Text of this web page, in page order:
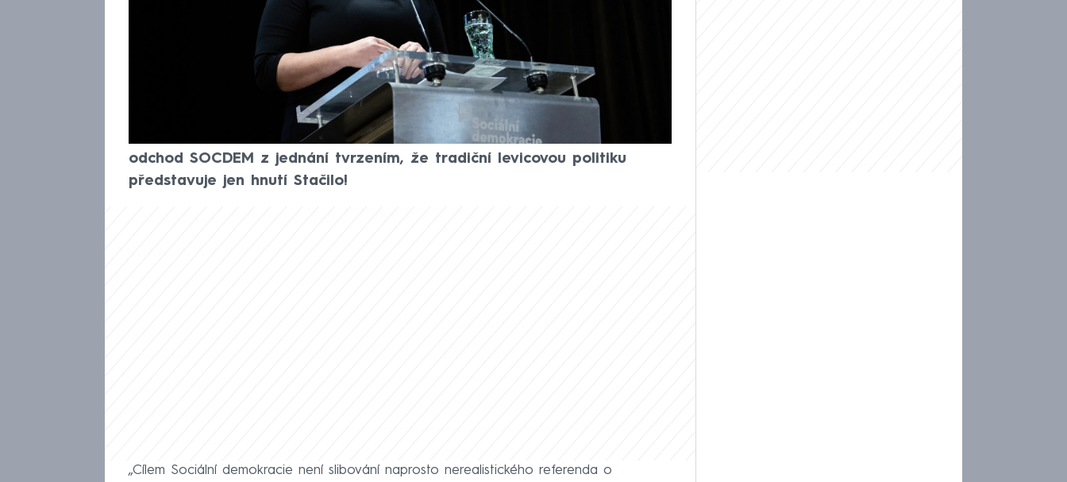
Sociální demokraté nepůjdou do podzimních sněmovních voleb s
komunisty, ukončili jednání s hnutím Stačilo!, oznámila v pondělí
předsedkyně SOCDEM Jana Maláčová. Hnutí, které zahrnuje KSČM,
podle ní nechce zdůrazňovat levicová témata, bere je pouze jako
okrajová. Ve středu strany uzavřely debatu o programu a v neděli
grémium SOCDEM jednomyslně rozhodlo v jednáních nepokračovat.
Předsedkyně KSČM a europoslankyně Kateřina Konečná reagovala na
odchod SOCDEM z jednání tvrzením, že tradiční levicovou politiku
představuje jen hnutí Stačilo!
„Cílem Sociální demokracie není slibování naprosto nerealistického referenda o